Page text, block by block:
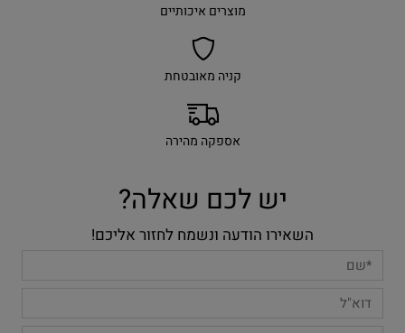
מוצרים איכותיים
קניה מאובטחת
אספקה מהירה
יש לכם שאלה?
השאירו הודעה ונשמח לחזור אליכם!